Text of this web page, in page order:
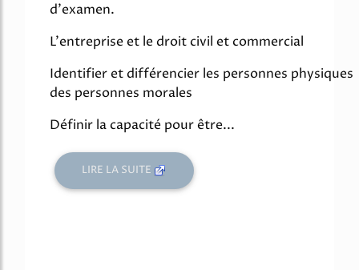
d'examen.
L'entreprise et le droit civil et commercial
Identifier et différencier les personnes physiques
des personnes morales
Définir la capacité pour être...
LIRE LA SUITE